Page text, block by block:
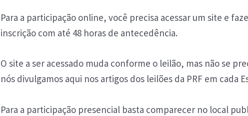
Para a participação online, você precisa acessar um site e
inscrição com até 48 horas de antecedência.
O site a ser acessado muda conforme o leilão, mas não se
nós divulgamos aqui nos artigos dos leilões da PRF em cada
Para a participação presencial basta comparecer no local